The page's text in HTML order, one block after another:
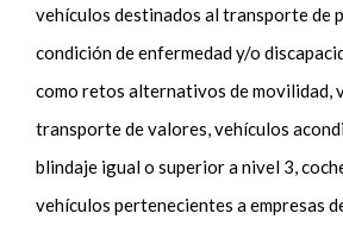
vehículos destinados al transporte de
condición de enfermedad y/o
como retos alternativos de movilidad,
transporte de valores, vehículos
blindaje igual o superior a nivel 3,
vehículos pertenecientes a empresas